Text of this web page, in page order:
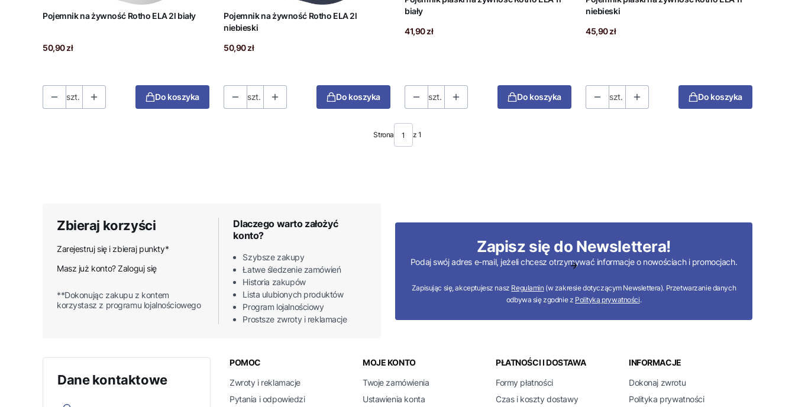
Pojemnik na żywność Rotho ELA 2l biały
Cena
50,90 zł
szt. Do koszyka
Pojemnik na żywność Rotho ELA 2l
niebieski
Cena
50,90 zł
szt. Do koszyka
biały
Cena
41,90 zł
szt. Do koszyka
niebieski
Cena
45,90 zł
szt. Do koszyka
Strona z 1
Zbieraj korzyści
Zarejestruj się i zbieraj punkty*
Masz już konto? Zaloguj się
**Dokonując zakupu z kontem
korzystasz z programu lojalnościowego
Dlaczego warto założyć
konto?
Szybsze zakupy
Łatwe śledzenie zamówień
Historia zakupów
Lista ulubionych produktów
Program lojalnościowy
Prostsze zwroty i reklamacje
Zapisz się do Newslettera!
Podaj swój adres e-mail, jeżeli chcesz otrzymywać informacje o nowościach i promocjach.
Zapisując się, akceptujesz nasz Regulamin (w zakresie dotyczącym Newslettera). Przetwarzanie danych
odbywa się zgodnie z Polityką prywatności.
Dane kontaktowe
Linki w stopce
POMOC
Zwroty i reklamacje
Pytania i odpowiedzi
MOJE KONTO
Twoje zamówienia
Ustawienia konta
PŁATNOŚCI I DOSTAWA
Formy płatności
Czas i koszty dostawy
INFORMACJE
Dokonaj zwrotu
Polityka prywatności